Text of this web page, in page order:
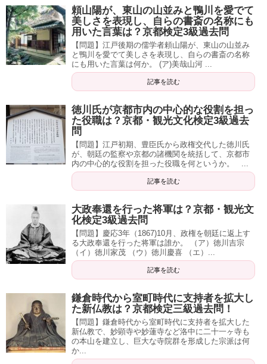
頼山陽が、東山の山並みと鴨川を愛でて
美しさを表現し、自らの書斎の名称にも
用いた言葉は？京都検定3級過去問
【問題】江戸後期の儒学者頼山陽が、東山の山並み
と鴨川を愛でて美しさを表現し、自らの書斎の名称
にも用いた言葉は何か。 (ア)美哉山河 ...
記事を読む
徳川氏が京都市内の中心的な役割を担っ
た役職は？京都・観光文化検定3級過去
問
【問題】江戸初期、豊臣氏から政権交代した徳川氏
が、朝廷の監察や京都の諸機関を統括して、京都市
内の中心的な役割を担った役職を何というか。 ...
記事を読む
大政奉還を行った将軍は？京都・観光文
化検定3級過去問
【問題】慶応3年（1867)10月、政権を朝廷に返上す
る大政奉還を行った将軍は誰か。 （ア）徳川吉宗
（イ）徳川家茂 （ウ）徳川慶喜 （エ）...
記事を読む
鎌倉時代から室町時代に支持者を拡大し
た新仏教は？京都検定三級過去問！
【問題】鎌倉時代から室町時代に支持者を拡大した
新仏教で、妙顕寺や妙蓮寺など洛中に二十一ヶ寺も
の本山を建立し、巨大な寺院群を形成した宗派は何
か...